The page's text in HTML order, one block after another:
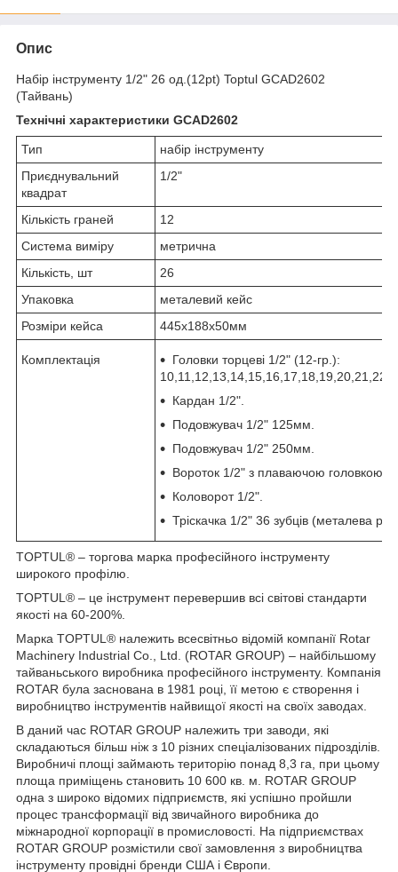
Опис
Набір інструменту 1/2" 26 од.(12pt) Toptul GCAD2602
(Тайвань)
Технічні характеристики GCAD2602
Тип
набір інструменту
Приєднувальний
квадрат
1/2"
Кількість граней
12
Система виміру
метрична
Кількість, шт
26
Упаковка
металевий кейс
Розміри кейса
445х188х50мм
Комплектація
Головки торцеві 1/2" (12-гр.):
Кардан 1/2".
Подовжувач 1/2" 125мм.
Подовжувач 1/2" 250мм.
Вороток 1/2" з плаваючою головкою
Коловорот 1/2".
Тріскачка 1/2" 36 зубців (металева
TOPTUL® – торгова марка професійного інструменту
широкого профілю.
TOPTUL® – це інструмент перевершив всі світові стандарти
якості на 60-200%.
Марка TOPTUL® належить всесвітньо відомій компанії Rotar
Machinery Industrial Co., Ltd. (ROTAR GROUP) – найбільшому
тайваньського виробника професійного інструменту. Компанія
ROTAR була заснована в 1981 році, її метою є створення і
виробництво інструментів найвищої якості на своїх заводах.
В даний час ROTAR GROUP належить три заводи, які
складаються більш ніж з 10 різних спеціалізованих підрозділів.
Виробничі площі займають територію понад 8,3 га, при цьому
площа приміщень становить 10 600 кв. м. ROTAR GROUP
одна з широко відомих підприємств, які успішно пройшли
процес трансформації від звичайного виробника до
міжнародної корпорації в промисловості. На підприємствах
ROTAR GROUP розмістили свої замовлення з виробництва
інструменту провідні бренди США і Європи.